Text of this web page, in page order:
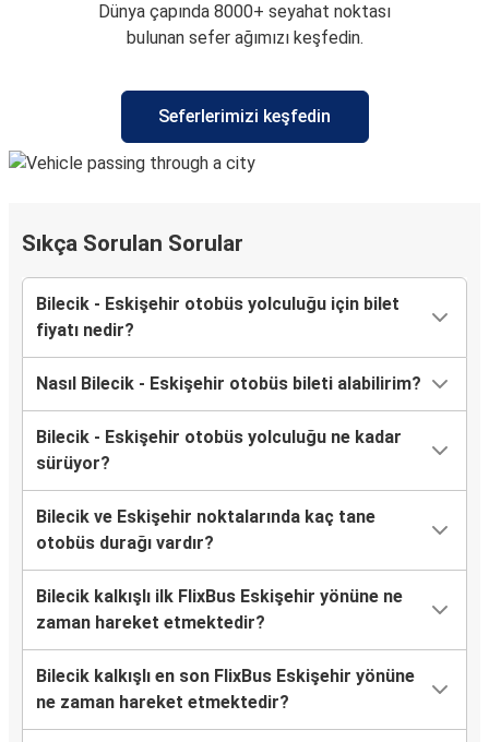
Dünya çapında 8000+ seyahat noktası
bulunan sefer ağımızı keşfedin.
Seferlerimizi keşfedin
Sıkça Sorulan Sorular
Bilecik - Eskişehir otobüs yolculuğu için bilet
fiyatı nedir?
Nasıl Bilecik - Eskişehir otobüs bileti alabilirim?
Bilecik - Eskişehir otobüs yolculuğu ne kadar
sürüyor?
Bilecik ve Eskişehir noktalarında kaç tane
otobüs durağı vardır?
Bilecik kalkışlı ilk FlixBus Eskişehir yönüne ne
zaman hareket etmektedir?
Bilecik kalkışlı en son FlixBus Eskişehir yönüne
ne zaman hareket etmektedir?